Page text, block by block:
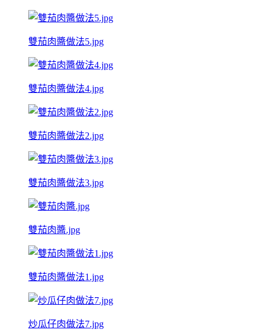
雙茄肉醬做法5.jpg
雙茄肉醬做法4.jpg
雙茄肉醬做法2.jpg
雙茄肉醬做法3.jpg
雙茄肉醬.jpg
雙茄肉醬做法1.jpg
炒瓜仔肉做法7.jpg